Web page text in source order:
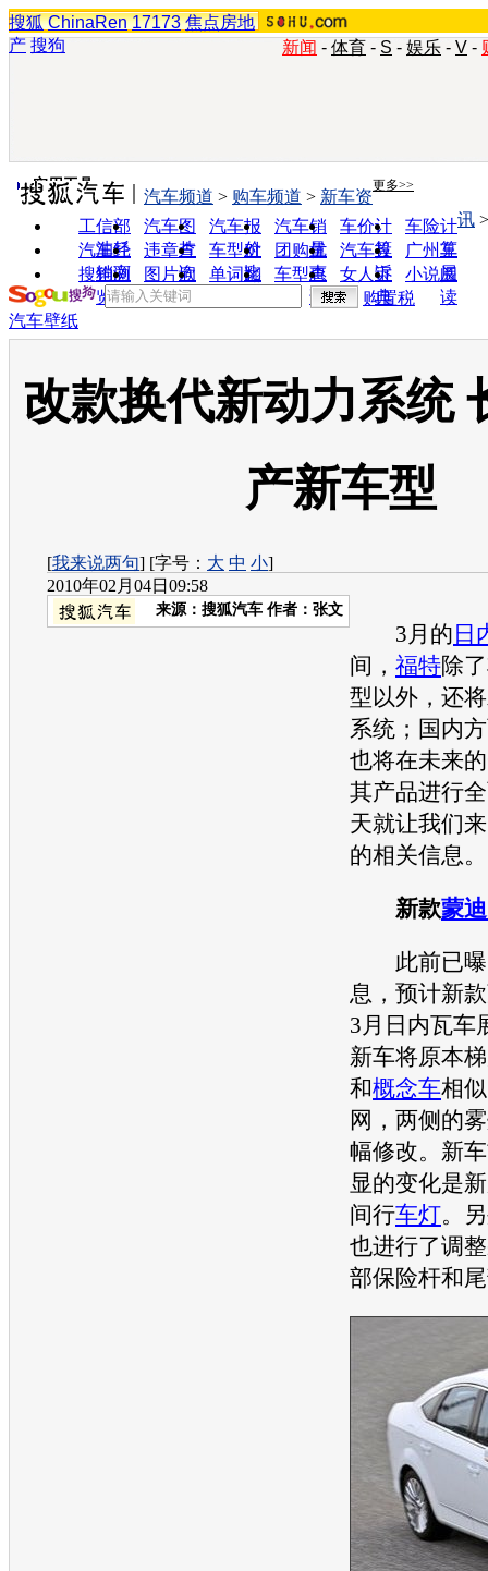
搜狐 ChinaRen 17173 焦点房地
产 搜狗 新闻 - 体育 - S - 娱乐 - V -
实用工具 更多>>
工信部
油耗
汽车图
片
汽车报
价
汽车销
量
车价计
算
车险计
算
汽车经
销商
违章查
询
车型对
比
团购优
惠
汽车投
诉
广州车
展
搜狗浏
览器
图片欣
赏
单词翻
车型查
询
女人宝
典
小说阅
读
汽车频道 > 购车频道 > 新车资
讯
购置税
汽车壁纸
改款换代新动力系统
产新车型
[我来说两句] [字号： 大 中 小]
2010年02月04日09:58
来源： 搜狐汽车 作者：张文
3月的 日
间， 福特除
型以外，还
系统；国内
也将在未来
其产品进行
天就让我们
的相关信息。
新款蒙
此前已曝
息，预计新款
3月 日内瓦车
新车将原本
和概念车相
网，两侧的
幅修改。新
显的变化是
间行车灯。
也进行了调
部保险杆和